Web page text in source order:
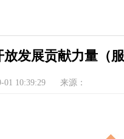
发展贡献力量（服
01 10:39:29 来源：